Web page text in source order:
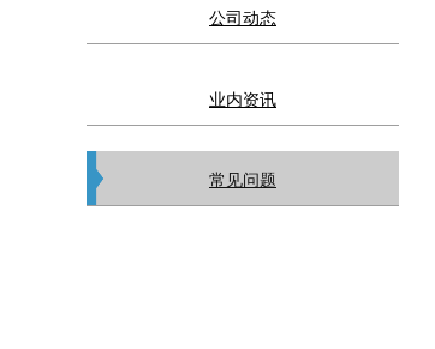
公司动态
业内资讯
常见问题